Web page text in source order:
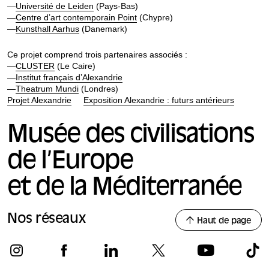
—Université de Leiden (Pays-Bas)
—Centre d’art contemporain Point (Chypre)
—Kunsthall Aarhus (Danemark)
Ce projet comprend trois partenaires associés :
—CLUSTER (Le Caire)
—Institut français d’Alexandrie
—Theatrum Mundi (Londres)
Projet Alexandrie
Exposition Alexandrie : futurs antérieurs
Musée des civilisations
de l’Europe
et de la Méditerranée
Nos réseaux Haut de page